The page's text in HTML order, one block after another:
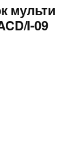
мульти
I-09